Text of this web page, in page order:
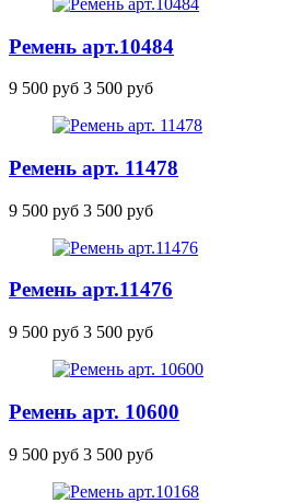
Ремень арт.10484
9 500 руб 3 500 руб
Ремень арт. 11478
9 500 руб 3 500 руб
Ремень арт.11476
9 500 руб 3 500 руб
Ремень арт. 10600
9 500 руб 3 500 руб